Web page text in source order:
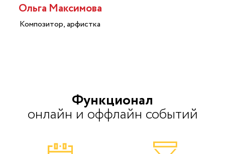
Ольга Максимова
Композитор, арфистка
Функционал
онлайн и оффлайн событий